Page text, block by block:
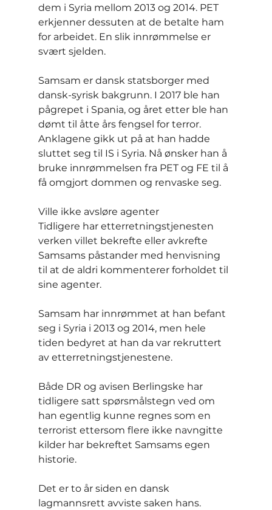
dem i Syria mellom 2013 og 2014. PET
erkjenner dessuten at de betalte ham
for arbeidet. En slik innrømmelse er
svært sjelden.
Samsam er dansk statsborger med
dansk-syrisk bakgrunn. I 2017 ble han
pågrepet i Spania, og året etter ble han
dømt til åtte års fengsel for terror.
Anklagene gikk ut på at han hadde
sluttet seg til IS i Syria. Nå ønsker han å
bruke innrømmelsen fra PET og FE til å
få omgjort dommen og renvaske seg.
Ville ikke avsløre agenter
Tidligere har etterretningstjenesten
verken villet bekrefte eller avkrefte
Samsams påstander med henvisning
til at de aldri kommenterer forholdet til
sine agenter.
Samsam har innrømmet at han befant
seg i Syria i 2013 og 2014, men hele
tiden bedyret at han da var rekruttert
av etterretningstjenestene.
Både DR og avisen Berlingske har
tidligere satt spørsmålstegn ved om
han egentlig kunne regnes som en
terrorist ettersom flere ikke navngitte
kilder har bekreftet Samsams egen
historie.
Det er to år siden en dansk
lagmannsrett avviste saken hans.